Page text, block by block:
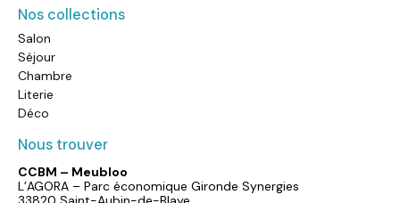
Nos collections
Salon
Séjour
Chambre
Literie
Déco
Nous trouver
CCBM – Meubloo
L’AGORA – Parc économique Gironde Synergies